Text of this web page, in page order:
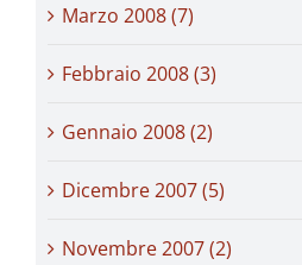
Marzo 2008 (7)
Febbraio 2008 (3)
Gennaio 2008 (2)
Dicembre 2007 (5)
Novembre 2007 (2)